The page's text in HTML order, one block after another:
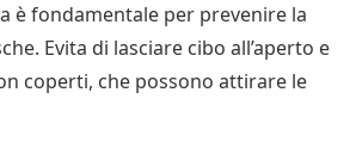
è fondamentale per prevenire la
Evita di lasciare cibo all’aperto e
coperti, che possono attirare le